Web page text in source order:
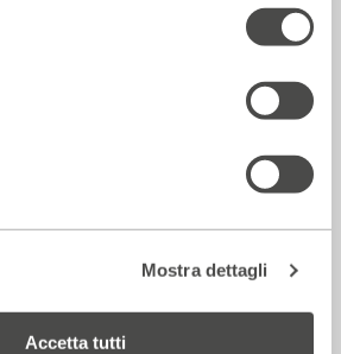
Mostra dettagli
Accetta tutti